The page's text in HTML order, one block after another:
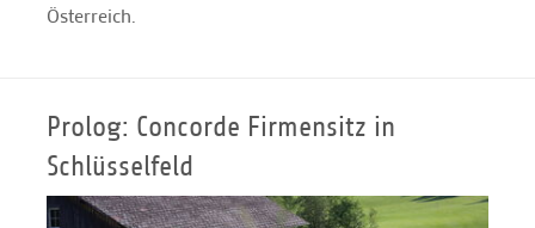
Österreich.
Prolog: Concorde Firmensitz in
Schlüsselfeld